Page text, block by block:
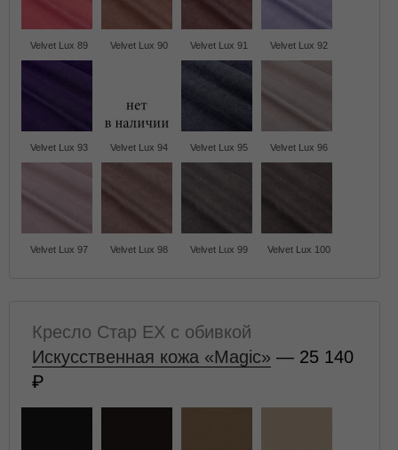
Velvet Lux 89 Velvet Lux 90 Velvet Lux 91 Velvet Lux 92
Velvet Lux 93 Velvet Lux 94 Velvet Lux 95 Velvet Lux 96
Velvet Lux 97 Velvet Lux 98 Velvet Lux 99 Velvet Lux 100
Кресло Стар EX с обивкой
Искусственная кожа «Magic» — 25 140